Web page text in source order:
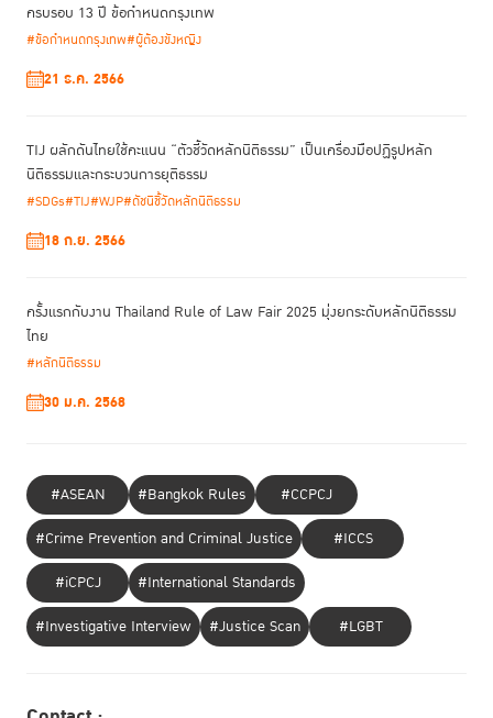
แบบจำลองและแนวทางการเปลี่ยนผ่านสู่ระบบดิจิทัล (Digitalisation) ในมิติ
ต่าง ๆ ของการบริหารจัดการเรือนจำ ตั้งแต่ระบบการเฝ้าระวังและความ
กรณีศึกษาจากต่างประเทศ ควบคู่ไปกับโครงการต้นแบบในท้องถิ่นที่พัฒนาและ
ครบรอบ 13 ปี ข้อกำหนดกรุงเทพ
#ข้อกำหนดกรุงเทพ#ผู้ต้องขังหญิง
21 ธ.ค. 2566
TIJ ผลักดันไทยใช้คะแนน “ตัวชี้วัดหลักนิติธรรม” เป็นเครื่องมือปฏิรูปหลัก
นิติธรรมและกระบวนการยุติธรรม
#SDGs#TIJ#WJP#ดัชนีชี้วัดหลักนิติธรรม
18 ก.ย. 2566
ครั้งแรกกับงาน Thailand Rule of Law Fair 2025 มุ่งยกระดับหลักนิติธรรม
ไทย
#หลักนิติธรรม
30 ม.ค. 2568
#ASEAN #Bangkok Rules
#CCPCJ
#Crime Prevention and Criminal Justice
#ICCS
#iCPCJ
#International Standards
#Investigative Interview
#Justice Scan #LGBT